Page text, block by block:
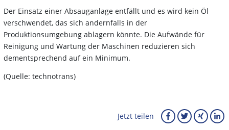
Der Einsatz einer Absauganlage entfällt und es wird kein Öl
verschwendet, das sich andernfalls in der
Produktionsumgebung ablagern könnte. Die Aufwände für
Reinigung und Wartung der Maschinen reduzieren sich
dementsprechend auf ein Minimum.
(Quelle: technotrans)
Jetzt teilen